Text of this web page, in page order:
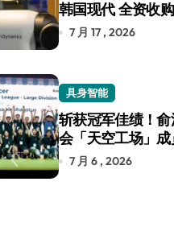
韩国现代 全资收
7 月 17 , 2026
具身智能
斩获冠军佳绩！
会「天空工场」
RoboCup 机器人
7 月 6 , 2026